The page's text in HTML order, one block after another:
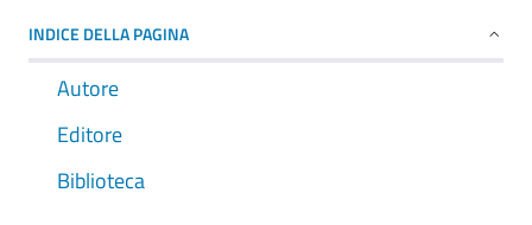
INDICE DELLA PAGINA
Autore
Editore
Biblioteca